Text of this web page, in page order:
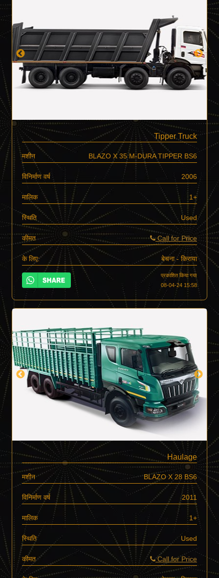
Tipper Truck
मशीन BLAZO X 35 M-DURA TIPPER BS6
विनिर्माण वर्ष 2006
मालिक 1+
स्थिति Used
कीमत Call for Price
के लिए: बेचना - किराया
प्रकाशित किया गया
08-04-24 15:58
Haulage
मशीन BLAZO X 28 BS6
विनिर्माण वर्ष 2011
मालिक 1+
स्थिति Used
कीमत Call for Price